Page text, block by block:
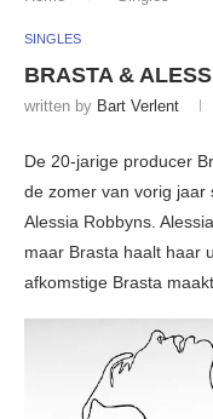
SINGLES
BRASTA &
written by Bart Verlent
De 20-jarige producer
de zomer van vorig
Alessia Robbyns.
maar Brasta haalt haar
afkomstige Brasta